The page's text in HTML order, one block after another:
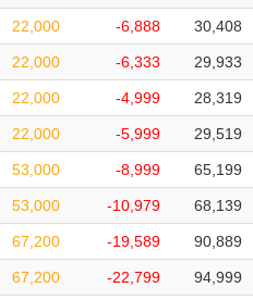
22,000 -6,888 30,408
22,000 -6,333 29,933
22,000 -4,999 28,319
22,000 -5,999 29,519
53,000 -8,999 65,199
53,000 -10,979 68,139
67,200 -19,589 90,889
67,200 -22,799 94,999